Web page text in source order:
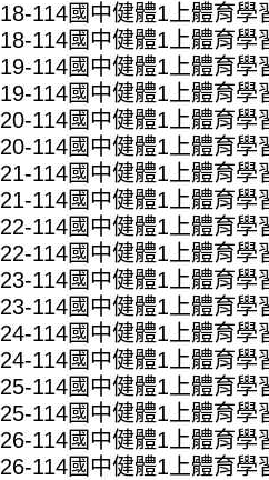
18-114國中健體1上體育學
18-114國中健體1上體育學
19-114國中健體1上體育學
19-114國中健體1上體育學
20-114國中健體1上體育學
20-114國中健體1上體育學
21-114國中健體1上體育學
21-114國中健體1上體育學
22-114國中健體1上體育學
22-114國中健體1上體育學
23-114國中健體1上體育學
23-114國中健體1上體育學
24-114國中健體1上體育學
24-114國中健體1上體育學
25-114國中健體1上體育學
25-114國中健體1上體育學
26-114國中健體1上體育學
26-114國中健體1上體育學